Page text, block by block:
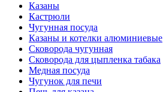
Казаны
Кастрюли
Чугунная посуда
Казаны и котелки алюминиевые
Сковорода чугунная
Сковорода для цыпленка табака
Медная посуда
Чугунок для печи